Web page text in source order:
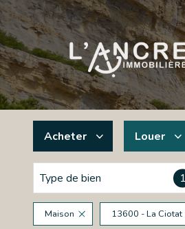
Acheter
De l'ancien
De l'immo pro
Louer
à
Type de bien 1
Maison 13600 - La Ciotat